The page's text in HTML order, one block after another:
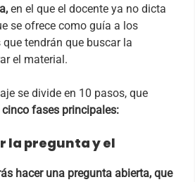
en el que el docente ya no dicta
se ofrece como guía a los
tendrán que buscar la
el material.
se divide en 10 pasos, que
fases principales:
la pregunta y el
hacer una pregunta abierta, que